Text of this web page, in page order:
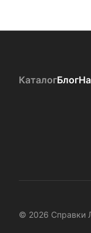
КаталогБлог
© 2026 Справки